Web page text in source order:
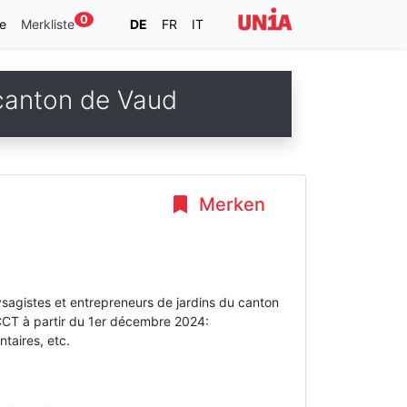
Merkliste 0 DE FR IT
de Vaud
Merken
et entrepreneurs de jardins du canton
à partir du 1er décembre 2024:
etc.